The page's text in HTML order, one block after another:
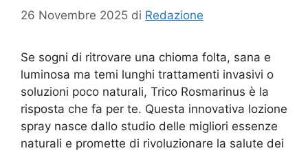
26 Novembre 2025 di Redazione
Se sogni di ritrovare una chioma folta, sana e
luminosa ma temi lunghi trattamenti invasivi o
soluzioni poco naturali, Trico Rosmarinus è la
risposta che fa per te. Questa innovativa lozione
spray nasce dallo studio delle migliori essenze
naturali e promette di rivoluzionare la salute dei